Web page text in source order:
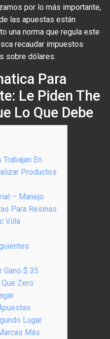
por lo más importante,
las apuestas están
una norma que regula este
recaudar impuestos
sobre dólares.
Para
Le Piden The
Lo Que Debe
En
Productos
– Manejo
Para Resinas
Villa
Ganó $ 35
Zero
Lugar
Más